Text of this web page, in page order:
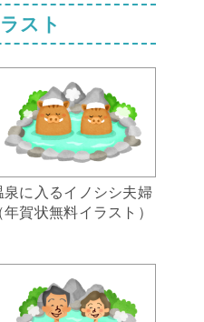
スト
泉に入るイノシシ夫婦
（年賀状無料イラスト）